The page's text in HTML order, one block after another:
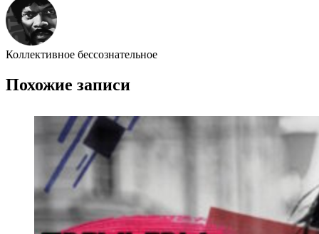
Коллективное бессознательное
Похожие записи